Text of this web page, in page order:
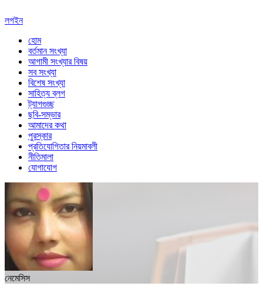
লগইন
হোম
বর্তমান সংখ্যা
আগামী সংখ্যার বিষয়
সব সংখ্যা
বিশেষ সংখ্যা
সাহিত্য ব্লগ
ট্যাগগুচ্ছ
ছবি-সম্ভার
আমাদের কথা
পুরস্কার
প্রতিযোগিতার নিয়মাবলী
নীতিমালা
যোগাযোগ
নেমেসিস